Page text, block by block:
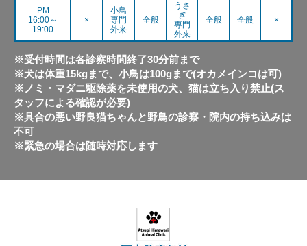
PM
16:00～
19:00
×
小鳥
専門
外来
全般
うさ
ぎ
専門
外来
全般 全般 ×
※受付時間は各診察時間終了30分前まで
※犬は体重15kgまで、小鳥は100gまで(オカメインコは可)
※ノミ・マダニ駆除薬を未使用の犬、猫は立ち入り禁止(ス
タッフによる確認が必要)
※具合の悪い野良猫ちゃんと野鳥の診察・院内の持ち込みは
不可
※緊急の場合は随時対応します